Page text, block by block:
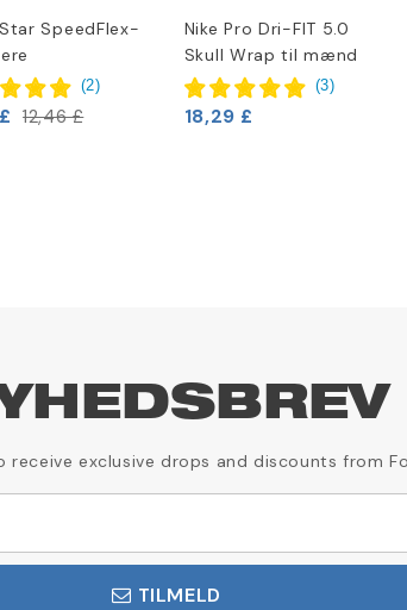
SpeedFlex-
(2)
12,46 £
Nike Pro Dri-FIT 5.0
Skull Wrap til mænd
(3)
18,29 £
receive exclusive drops and discounts from
TILMELD